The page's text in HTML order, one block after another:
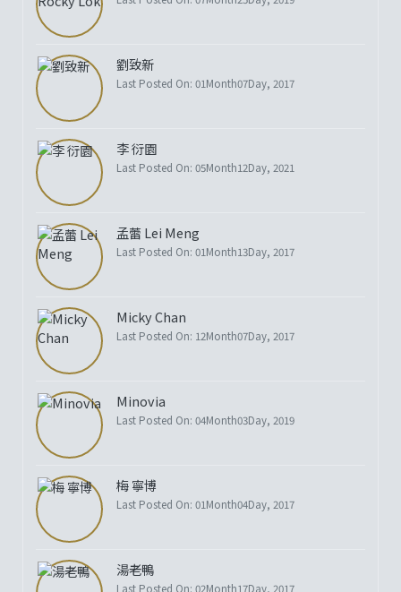
劉致新
Last Posted On: 01Month07Day, 2017
李 衍園
Last Posted On: 05Month12Day, 2021
孟蕾 Lei Meng
Last Posted On: 01Month13Day, 2017
Micky Chan
Last Posted On: 12Month07Day, 2017
Minovia
Last Posted On: 04Month03Day, 2019
梅 寧博
Last Posted On: 01Month04Day, 2017
湯老鴨
Last Posted On: 02Month17Day, 2017